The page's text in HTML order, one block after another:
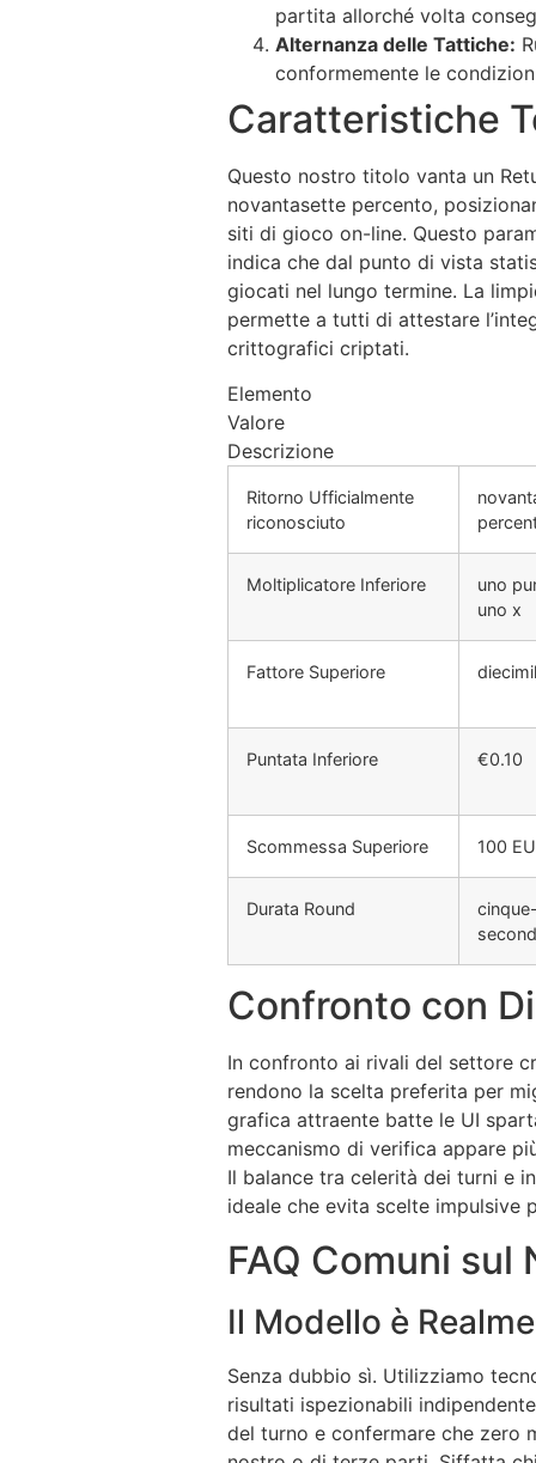
partita allorché volta
Alternanza delle Tattiche:
conformemente le
Caratteristiche
Questo nostro titolo vanta un
novantasette percento,
siti di gioco on-line. Questo
indica che dal punto di vista
giocati nel lungo termine. La
permette a tutti di attestare
crittografici criptati.
Elemento
Valore
Descrizione
Ritorno Ufficialmente
riconosciuto
Moltiplicatore Inferiore
uno
uno x
Fattore Superiore
Puntata Inferiore €0.10
Scommessa Superiore 100
Durata Round
Confronto con
In confronto ai rivali del settore
rendono la scelta preferita per
grafica attraente batte le UI
meccanismo di verifica appare
Il balance tra celerità dei turni e
ideale che evita scelte impulsive
FAQ Comuni sul
Il Modello è
Senza dubbio sì. Utilizziamo
risultati ispezionabili
del turno e confermare che zero